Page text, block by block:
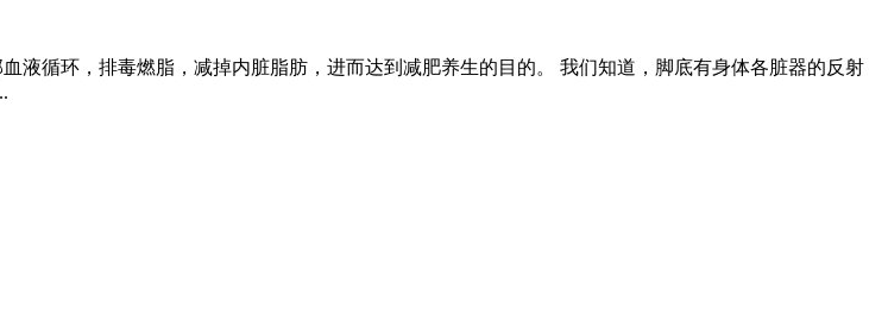
液循环，排毒燃脂，减掉内脏脂肪，进而达到减肥养生的目的。 我们知道，脚底有身体各脏器的反射